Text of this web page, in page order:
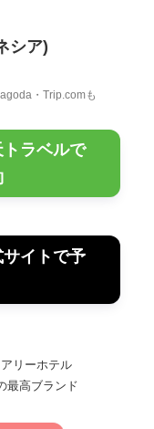
シア)
・Trip.comも
トラベルで
サイトで予
リーホテル
最高ブランド